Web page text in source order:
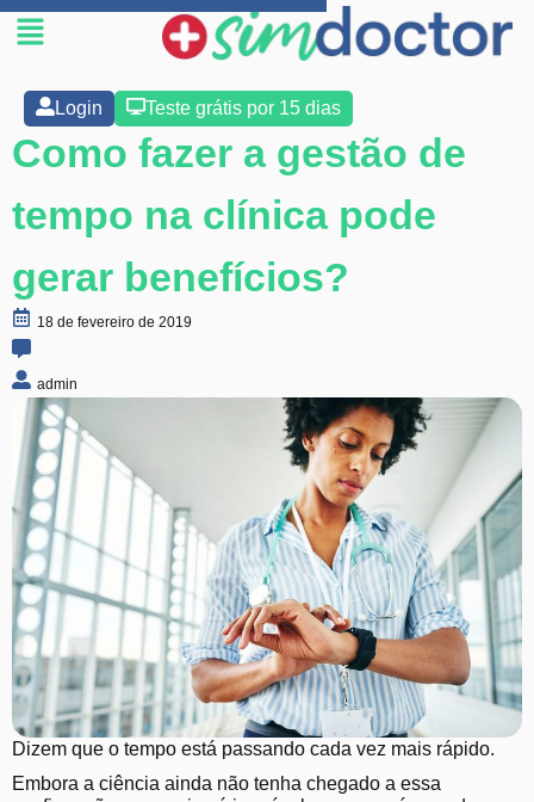
Login Teste grátis por 15 dias
Como fazer a gestão de
tempo na clínica pode
gerar benefícios?
18 de fevereiro de 2019
admin
Dizem que o tempo está passando cada vez mais rápido.
Embora a ciência ainda não tenha chegado a essa